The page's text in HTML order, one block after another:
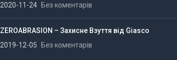
2020-11-24
Без коментарів
ZEROABRASION – Захисне Взуття від Giasco
2019-12-05
Без коментарів